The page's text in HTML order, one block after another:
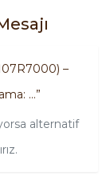
–
…”
alternatif